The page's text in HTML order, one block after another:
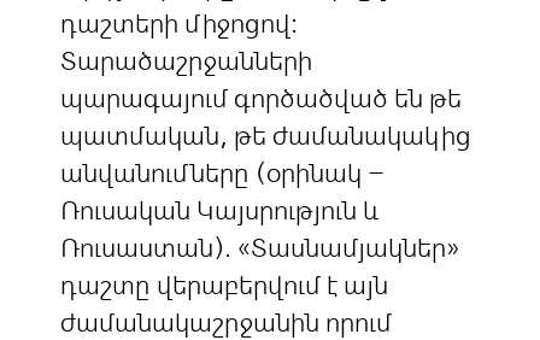
դաշտերի միջոցով:
Տարածաշրջանների
պարագայում գործածված են թե
պատմական, թե ժամանակակից
անվանումները (օրինակ –
Ռուսական Կայսրություն և
Ռուսաստան). «Տասնամյակներ»
դաշտը վերաբերվում է այն
ժամանակաշրջանին որում